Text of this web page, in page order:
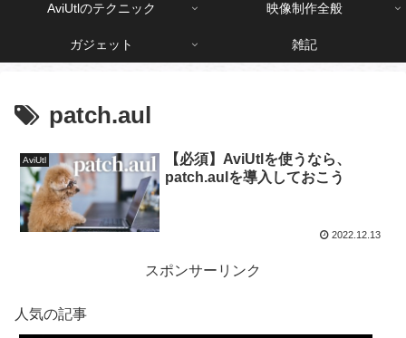
AviUtlのテクニック 映像制作全般
ガジェット 雑記
patch.aul
AviUtl
【必須】AviUtlを使うなら、
patch.aulを導入しておこう
2022.12.13
スポンサーリンク
人気の記事